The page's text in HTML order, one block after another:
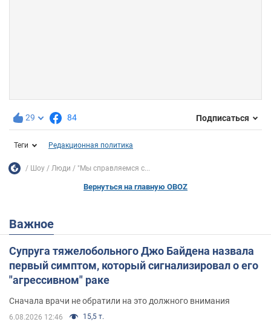
29 84 Подписаться
Теги Редакционная политика
Шоу Люди "Мы справляемся с...
Вернуться на главную OBOZ
Важное
Супруга тяжелобольного Джо Байдена назвала
первый симптом, который сигнализировал о его
"агрессивном" раке
Сначала врачи не обратили на это должного внимания
6.08.2026 12:46 15,5 т.